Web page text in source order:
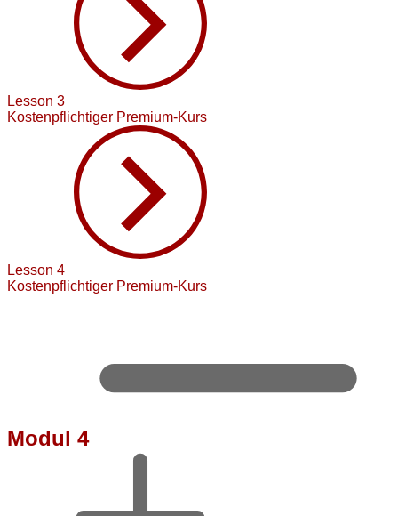
Lesson 3
Kostenpflichtiger Premium-Kurs
Lesson 4
Kostenpflichtiger Premium-Kurs
Modul 4